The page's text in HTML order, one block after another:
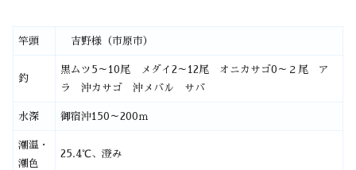
竿頭 吉野様（市原市）
釣
黒ムツ5～10尾 メダイ2～12尾 オニカサゴ0～２尾 ア
ラ 沖カサゴ 沖メバル サバ
水深 御宿沖150～200ｍ
潮温・
潮色
25.4℃、澄み